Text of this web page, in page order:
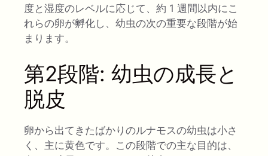
度と湿度のレベルに応じて、約 1 週間以内にこ
れらの卵が孵化し、幼虫の次の重要な段階が始
まります。
第2段階: 幼虫の成長と
脱皮
卵から出てきたばかりのルナモスの幼虫は小さ
く、主に黄色です。この段階での主な目的は、